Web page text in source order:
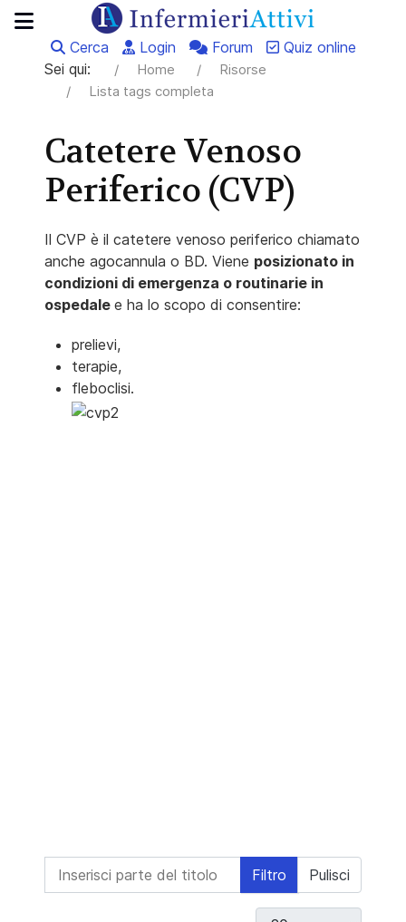
Cerca Login Forum
Quiz online
Sei qui:
Home
Risorse
Lista tags completa
Catetere Venoso
Periferico (CVP)
Il CVP è il catetere venoso periferico chiamato
anche agocannula o BD. Viene posizionato in
condizioni di emergenza o routinarie in
ospedale e ha lo scopo di consentire:
prelievi,
terapie,
fleboclisi.
Inserisci parte del titolo Filtro Pulisci
Visualizza #